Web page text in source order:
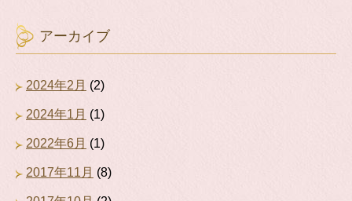
アーカイブ
2024年2月 (2)
2024年1月 (1)
2022年6月 (1)
2017年11月 (8)